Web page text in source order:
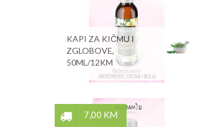
KAPI ZA KIČMU I
ZGLOBOVE,
50ML/12KM
7,00 KM